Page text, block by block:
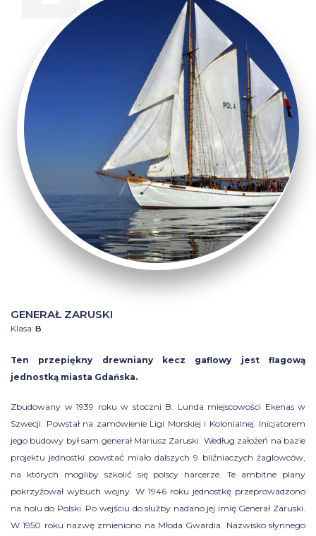
GENERAŁ ZARUSKI
Klasa: B
Ten przepiękny drewniany kecz gaflowy jest flagową
jednostką miasta Gdańska.
Zbudowany w 1939 roku w stoczni B. Lunda miejscowości Ekenas w
Szwecji. Powstał na zamówienie Ligi Morskiej i Kolonialnej. Inicjatorem
jego budowy był sam generał Mariusz Zaruski. Według założeń na bazie
projektu jednostki powstać miało dalszych 9 bliźniaczych żaglowców,
na których mogliby szkolić się polscy harcerze. Te ambitne plany
pokrzyżował wybuch wojny. W 1946 roku jednostkę przeprowadzono
na holu do Polski. Po wejściu do służby nadano jej imię Generał Zaruski.
W 1950 roku nazwę zmieniono na Młoda Gwardia. Nazwisko słynnego